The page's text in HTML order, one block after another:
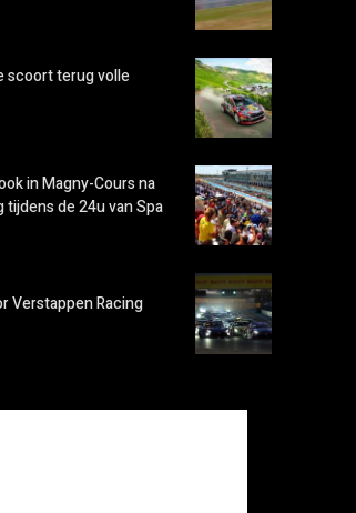
scoort terug volle
in Magny-Cours na
tijdens de 24u van Spa
Verstappen Racing